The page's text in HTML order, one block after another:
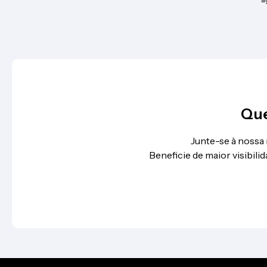
Junte-se à
Beneficie de maior